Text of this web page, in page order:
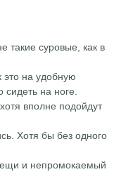
такие суровые, как в
это на удобную
на ноге.
вполне подойдут
Хотя бы без одного
и непромокаемый